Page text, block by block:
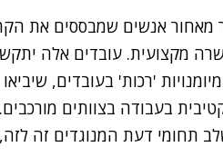
מאחור אנשים שמבססים את
מקצועית. עובדים אלה
'רכות' בעובדים, שיביאו
בעבודה בצוותים
תחומי דעת המנוגדים זה